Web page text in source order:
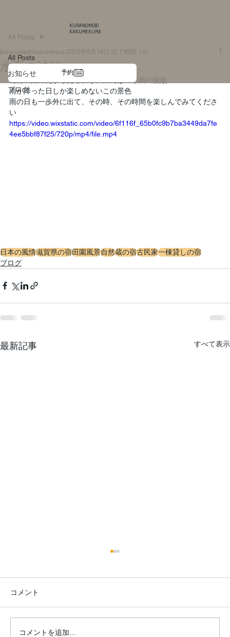
KURANOYADO
KAKUREKURA
予約
All Posts
お知らせ
ブログ
All Posts
水面の波紋
kuranoyadokakurekura 2025年6月16日 読了時間: 1分
梅雨の始めだから見られる、田んぼの水面の波紋
雨が降った日しか楽しめないこの景色
雨の日も一歩外に出て、その時、その時間を楽しんでみてくださ
い
https://video.wixstatic.com/video/6f116f_65b0fc9b7ba3449da7fe
4ee5bbf87f25/720p/mp4/file.mp4
日本の風情滋賀県の宿田園風景自然蔵の宿古民家一棟貸しの宿
ブログ
最新記事 すべて表示
夏は、川へ。
コメント
コメントを追加…